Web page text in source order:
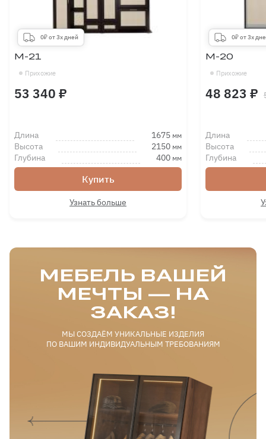
0₽ от 3х дней
Прихожие
М-21
53 340 ₽
Длина 1675 мм
Высота 2150 мм
Глубина 400 мм
Купить
Узнать больше
0₽ от 3х
Прихожие
М-20
48 823 ₽
Длина
Высота
Глубина
МЕБЕЛЬ ВАШЕЙ
МЕЧТЫ — НА
ЗАКАЗ!
МЫ СОЗДАЁМ УНИКАЛЬНЫЕ ИЗДЕЛИЯ
ПО ВАШИМ ИНДИВИДУАЛЬНЫМ ТРЕБОВАНИЯМ